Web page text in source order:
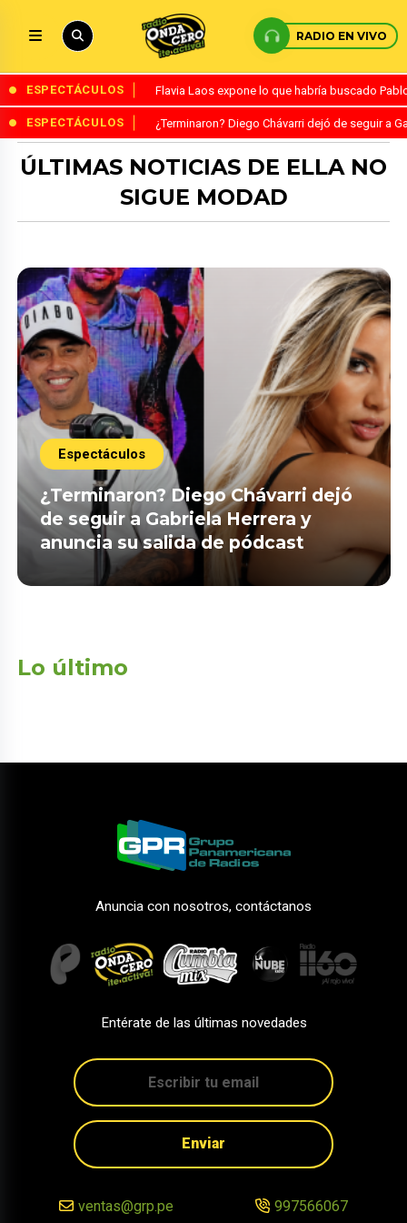
RADIO EN VIVO
ESPECTÁCULOS Flavia Laos expone lo que habría buscado
ESPECTÁCULOS ¿Terminaron? Diego Chávarri dejó de seguir a
ÚLTIMAS NOTICIAS DE ELLA NO
SIGUE MODAD
Espectáculos
¿Terminaron? Diego Chávarri dejó
de seguir a Gabriela Herrera y
anuncia su salida de pódcast
Lo último
Anuncia con nosotros, contáctanos
Entérate de las últimas novedades
Enviar
ventas@grp.pe 997566067